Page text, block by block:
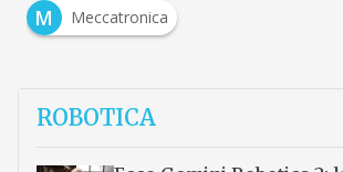
M
Meccatronica
ROBOTICA